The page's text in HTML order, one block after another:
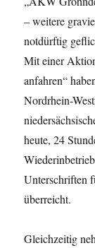
– weitere
notdürftig
Mit einer
anfahren“
Nordrhein-
heute, 24
Unterschriften
überreicht.
Gleichzeitig